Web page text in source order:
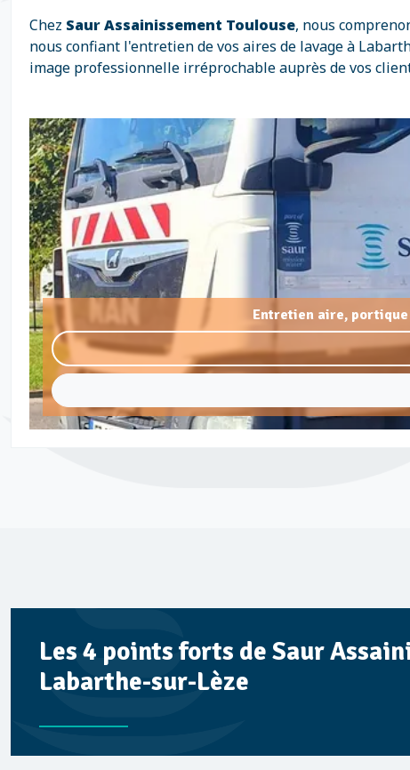
Chez Saur Assainissement Toulouse, nous
nous confiant l'entretien de vos aires de lavage à
image professionnelle irréprochable auprès de vos
Entretien aire,
Les 4 points forts de Saur
Labarthe-sur-Lèze